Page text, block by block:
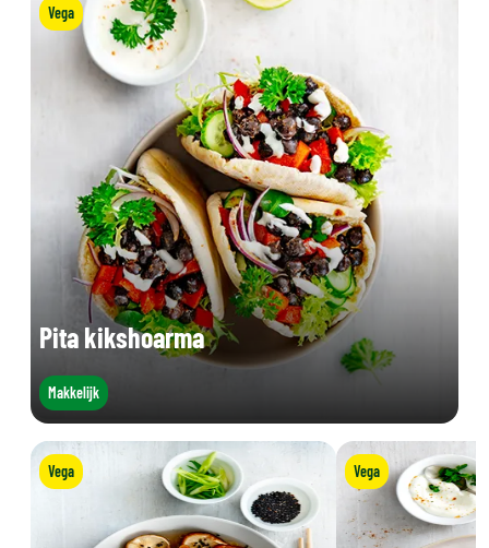
Vega
Pita kikshoarma
Makkelijk
Vega Vega